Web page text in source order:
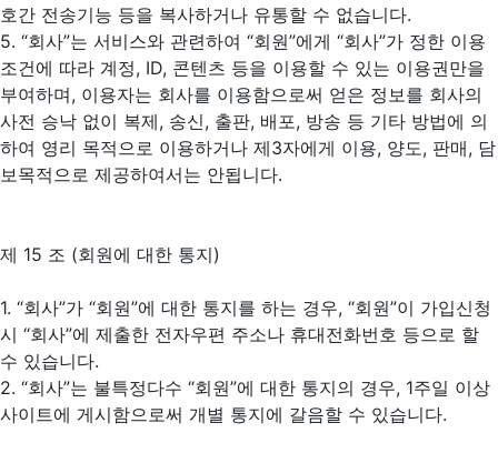
호간 전송기능 등을 복사하거나 유통할 수 없습니다.
5. “회사”는 서비스와 관련하여 “회원”에게 “회사”가 정한 이용
조건에 따라 계정, ID, 콘텐츠 등을 이용할 수 있는 이용권만을
부여하며, 이용자는 회사를 이용함으로써 얻은 정보를 회사의
사전 승낙 없이 복제, 송신, 출판, 배포, 방송 등 기타 방법에 의
하여 영리 목적으로 이용하거나 제3자에게 이용, 양도, 판매, 담
보목적으로 제공하여서는 안됩니다.
제 15 조 (회원에 대한 통지)
1. “회사”가 “회원”에 대한 통지를 하는 경우, “회원”이 가입신청
시 “회사”에 제출한 전자우편 주소나 휴대전화번호 등으로 할
수 있습니다.
2. “회사”는 불특정다수 “회원”에 대한 통지의 경우, 1주일 이상
사이트에 게시함으로써 개별 통지에 갈음할 수 있습니다.